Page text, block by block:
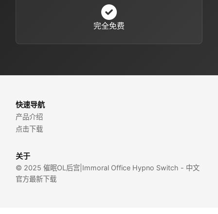
完全免费
快速导航
产品介绍
点击下载
关于
© 2025 催眠OL后宫|Immoral Office Hypno Switch - 中文
官方最新下载